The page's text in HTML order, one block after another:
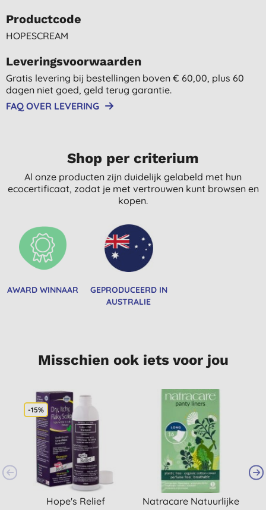
Productcode
HOPESCREAM
Leveringsvoorwaarden
Gratis levering bij bestellingen boven € 60,00, plus 60
dagen niet goed, geld terug garantie.
FAQ OVER LEVERING
Shop per criterium
Al onze producten zijn duidelijk gelabeld met hun
ecocertificaat, zodat je met vertrouwen kunt browsen en
kopen.
AWARD WINNAAR
GEPRODUCEERD IN
AUSTRALIE
Misschien ook iets voor jou
-15%
Hope's Relief
Natracare Natuurlijke